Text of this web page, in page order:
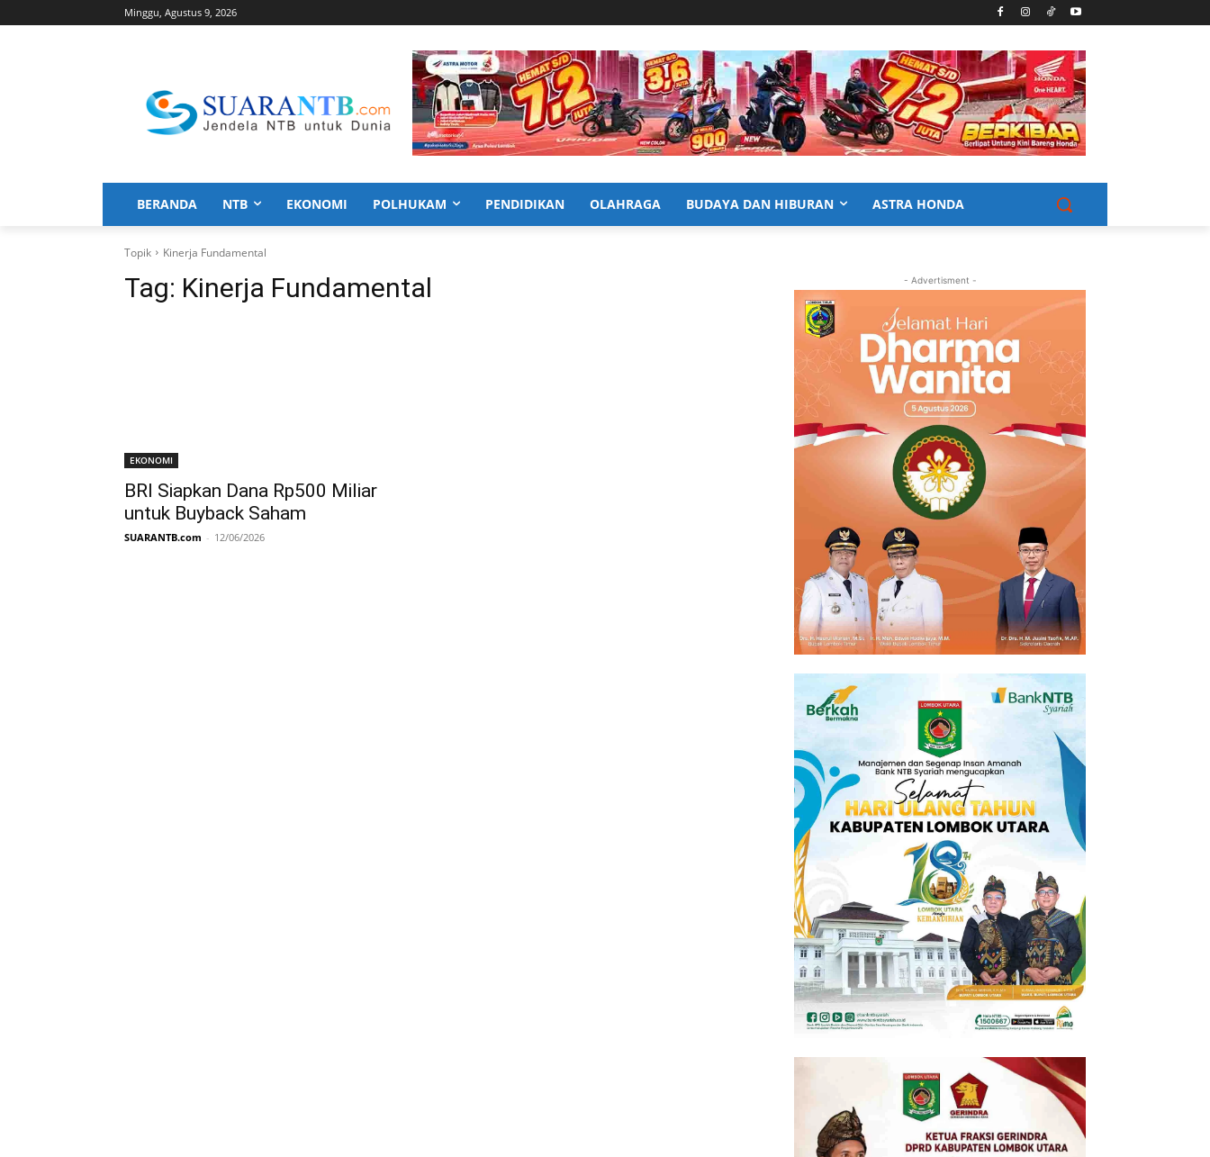
Minggu, Agustus 9, 2026
BERANDA NTB EKONOMI POLHUKAM PENDIDIKAN OLAHRAGA BUDAYA DAN HIBURAN ASTRA HONDA
Topik Kinerja Fundamental
Tag: Kinerja Fundamental
EKONOMI
BRI Siapkan Dana Rp500 Miliar
untuk Buyback Saham
SUARANTB.com - 12/06/2026
- Advertisment -